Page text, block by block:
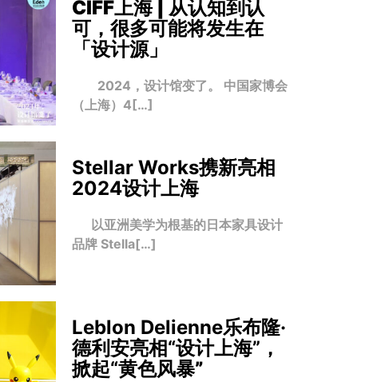
CIFF上海 | 从认知到认
可，很多可能将发生在
「设计源」
2024，设计馆变了。 中国家博会
（上海）4[…]
Stellar Works携新亮相
2024设计上海
以亚洲美学为根基的日本家具设计
品牌 Stella[…]
Leblon Delienne乐布隆·
德利安亮相“设计上海”，
掀起“黄色风暴”